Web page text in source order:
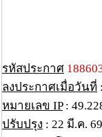
รหัสประกาศ
ลงประกาศเมื่อวันที่
หมายเลข IP:
ปรับปรุง : 22 มี.ค.